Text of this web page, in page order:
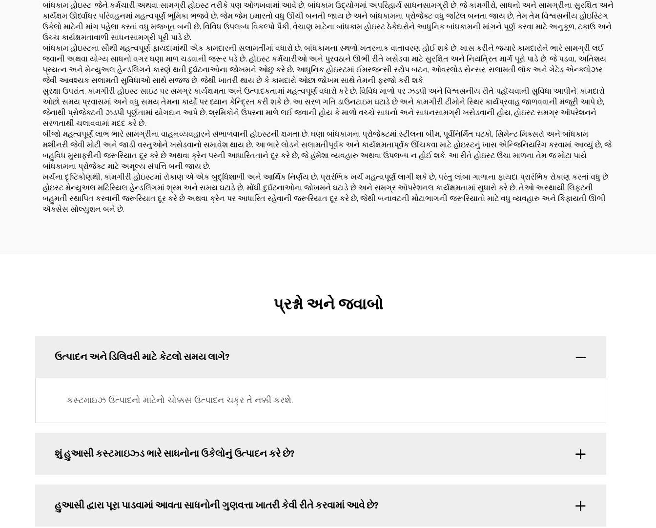
બાંધકામ હોઇસ્ટ, જેને કર્મચારી અથવા સામગ્રી હોઇસ્ટ તરીકે પણ ઓળખવામાં આવે છે, બાંધકામ ઉદ્યોગમાં અપરિહાર્ય સાધનસામગ્રી છે, જે કામગીરો, સાધનો અને સામગ્રીના સુરક્ષિત અને
કાર્યક્ષમ ઊર્ધ્વાધર પરિવહનમાં મહત્વપૂર્ણ ભૂમિકા ભજવે છે. જેમ જેમ ઇમારતો વધુ ઊંચી બનતી જાય છે અને બાંધકામના પ્રોજેક્ટ વધુ જટિલ બનતા જાય છે, તેમ તેમ વિશ્વસનીય હોઇસ્ટિંગ
ઉકેલો માટેની માંગ પહેલા કરતાં વધુ મજબૂત બની છે. વિવિધ ઉપલબ્ધ વિકલ્પો પૈકી, વેચાણ માટેના બાંધકામ હોઇસ્ટ ઠેકેદારોને આધુનિક બાંધકામની માંગને પૂર્ણ કરવા માટે અનુકૂળ, ટકાઉ અને
ઉચ્ચ કાર્યક્ષમતાવાળી સાધનસામગ્રી પૂરી પાડે છે.
બાંધકામ હોઇસ્ટના સૌથી મહત્વપૂર્ણ ફાયદામાંથી એક કામદારની સલામતીમાં વધારો છે. બાંધકામના સ્થળો ખતરનાક વાતાવરણ હોઈ શકે છે, ખાસ કરીને જ્યારે કામદારોને ભારે સામગ્રી લઈ
જવાની અથવા યોગ્ય સાધનો વગર ઘણા માળ ચડવાની જરૂર પડે છે. હોઇસ્ટ કર્મચારીઓ અને પુરવઠાને ઊભી રીતે ખસેડવા માટે સુરક્ષિત અને નિયંત્રિત માર્ગ પૂરો પાડે છે, જે પડવા, અતિશય
પ્રયત્ન અને મેન્યુઅલ હેન્ડલિંગને કારણે થતી દુર્ઘટનાઓના જોખમને ઓછુ કરે છે. આધુનિક હોઇસ્ટમાં ઈમરજન્સી સ્ટોપ બટન, ઓવરલોડ સેન્સર, સલામતી લૉક અને ગેટેડ એન્ક્લોઝર
જેવી આવશ્યક સલામતી સુવિધાઓ સાથે સજ્જ છે, જેથી ખાતરી થાય છે કે કામદારો ઓછા જોખમ સાથે તેમની ફરજો કરી શકે.
સુરક્ષા ઉપરાંત, કામગીરી હોઇસ્ટ સાઇટ પર સમગ્ર કાર્યક્ષમતા અને ઉત્પાદકતામાં મહત્વપૂર્ણ વધારો કરે છે. વિવિધ માળો પર ઝડપી અને વિશ્વસનીય રીતે પહોંચવાની સુવિધા આપીને, કામદારો
ઓછો સમય પ્રવાસમાં અને વધુ સમય તેમના કાર્યો પર ધ્યાન કેન્દ્રિત કરી શકે છે. આ સરળ ગતિ ડાઉનટાઇમ ઘટાડે છે અને કામગીરી ટીમોને સ્થિર કાર્યપ્રવાહ જાળવવાની મંજૂરી આપે છે,
જેનાથી પ્રોજેક્ટની ઝડપી પૂર્ણતામાં યોગદાન આપે છે. શ્રમિકોને ઉપરના માળે લઈ જવાની હોય કે માળો વચ્ચે સાધનો અને સાધનસામગ્રી ખસેડવાની હોય, હોઇસ્ટ સમગ્ર ઑપરેશનને
સરળતાથી ચલાવવામાં મદદ કરે છે.
બીજો મહત્વપૂર્ણ લાભ ભારે સામગ્રીના વાહનવ્યવહારને સંભાળવાની હોઇસ્ટની ક્ષમતા છે. ઘણા બાંધકામના પ્રોજેક્ટમાં સ્ટીલના બીમ, પૂર્વનિર્મિત ઘટકો, સિમેન્ટ મિક્સરો અને બાંધકામ
મશીનરી જેવી મોટી અને જાડી વસ્તુઓને ખસેડવાનો સમાવેશ થાય છે. આ ભારે લોડને સલામતીપૂર્વક અને કાર્યક્ષમતાપૂર્વક ઊંચકવા માટે હોઇસ્ટનું ખાસ એન્જિનિયરિંગ કરવામાં આવ્યું છે, જે
બહુવિધ મુસાફરીની જરૂરિયાત દૂર કરે છે અથવા ક્રેન પરની આધારિતતાને દૂર કરે છે, જે હંમેશા વ્યવહારુ અથવા ઉપલબ્ધ ન હોઈ શકે. આ રીતે હોઇસ્ટ ઉંચા માળના તેમ જ મોટા પાયે
બાંધકામના પ્રોજેક્ટ માટે અમૂલ્ય સંપત્તિ બની જાય છે.
ખર્ચના દૃષ્ટિકોણથી, કામગીરી હોઇસ્ટમાં રોકાણ એ એક બુદ્ધિશાળી અને આર્થિક નિર્ણય છે. પ્રારંભિક ખર્ચ મહત્વપૂર્ણ લાગી શકે છે, પરંતુ લાંબા ગાળાના ફાયદા પ્રારંભિક રોકાણ કરતાં વધુ છે.
હોઇસ્ટ મેન્યુઅલ મટિરિયલ હેન્ડલિંગમાં શ્રમ અને સમય ઘટાડે છે, મોંઘી દુર્ઘટનાઓના જોખમને ઘટાડે છે અને સમગ્ર ઑપરેશનલ કાર્યક્ષમતામાં સુધારો કરે છે. તેઓ અસ્થાયી લિફ્ટની
બહુમતી સ્થાપિત કરવાની જરૂરિયાત દૂર કરે છે અથવા ક્રેન પર આધારિત રહેવાની જરૂરિયાત દૂર કરે છે, જેથી બનાવટની મોટાભાગની જરૂરિયાતો માટે વધુ વ્યવહારુ અને કિફાયતી ઊભી
ઍક્સેસ સોલ્યુશન બને છે.
પ્રશ્નો અને જવાબો
ઉત્પાદન અને ડિલિવરી માટે કેટલો સમય લાગે?
કસ્ટમાઇઝ ઉત્પાદનો માટેનો ચોક્કસ ઉત્પાદન ચક્ર તે નક્કી કરશે.
શું હુઆસી કસ્ટમાઇઝ્ડ ભારે સાધનોના ઉકેલોનું ઉત્પાદન કરે છે?
હુઆસી દ્વારા પૂરા પાડવામાં આવતા સાધનોની ગુણવત્તા ખાતરી કેવી રીતે કરવામાં આવે છે?